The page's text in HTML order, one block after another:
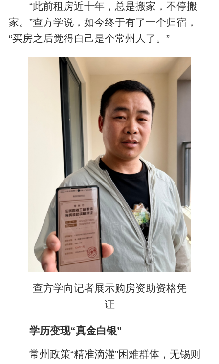
“此前租房近十年，总是搬家，不停搬
家。”查方学说，如今终于有了一个归宿，
“买房之后觉得自己是个常州人了。”
查方学向记者展示购房资助资格凭
证
学历变现“真金白银”
常州政策“精准滴灌”困难群体，无锡则